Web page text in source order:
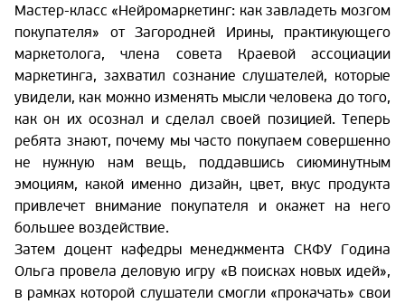
Мастер-класс «Нейромаркетинг: как завладеть мозгом
покупателя» от Загородней Ирины, практикующего
маркетолога, члена совета Краевой ассоциации
маркетинга, захватил сознание слушателей, которые
увидели, как можно изменять мысли человека до того,
как он их осознал и сделал своей позицией. Теперь
ребята знают, почему мы часто покупаем совершенно
не нужную нам вещь, поддавшись сиюминутным
эмоциям, какой именно дизайн, цвет, вкус продукта
привлечет внимание покупателя и окажет на него
большее воздействие.
Затем доцент кафедры менеджмента СКФУ Година
Ольга провела деловую игру «В поисках новых идей»,
в рамках которой слушатели смогли «прокачать» свои